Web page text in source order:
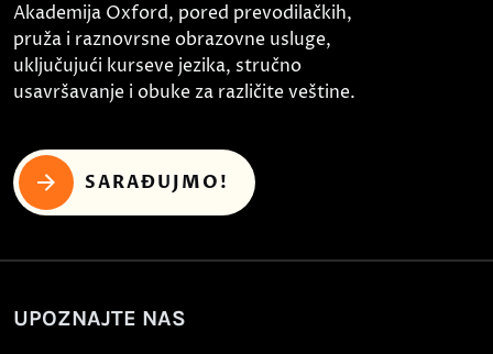
Akademija Oxford, pored prevodilačkih,
pruža i raznovrsne obrazovne usluge,
uključujući kurseve jezika, stručno
usavršavanje i obuke za različite veštine.
SARAĐUJMO!
UPOZNAJTE NAS